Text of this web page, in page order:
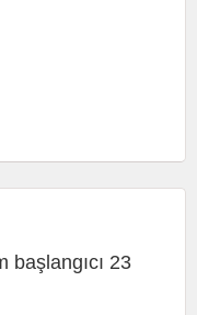
başlangıcı 23